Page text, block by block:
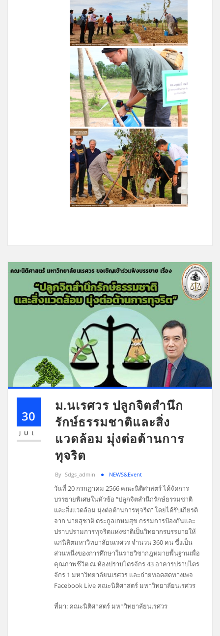
30
JUL
ม.นเรศวร ปลูกจิตสำนึก
รักษ์ธรรมชาติและสิ่ง
แวดล้อม มุ่งต่อต้านการ
ทุจริต
By Sdgs_admin NEWS&Event
วันที่ 20 กรกฎาคม 2566 คณะนิติศาสตร์ ได้จัดการ
บรรยายพิเศษในหัวข้อ “ปลูกจิตสำนึกรักษ์ธรรมชาติ
และสิ่งแวดล้อม มุ่งต่อต้านการทุจริต” โดยได้รับเกียรติ
จาก นายสุชาติ ตระกูลเกษมสุข กรรมการป้องกันและ
ปราบปรามการทุจริตแห่งชาติเป็นวิทยากรบรรยายให้
แก่นิสิตมหาวิทยาลัยนเรศวร จำนวน 360 คน ซึ่งเป็น
ส่วนหนึ่งของการศึกษาในรายวิชากฎหมายพื้นฐานเพื่อ
คุณภาพชีวิต ณ ห้องปราบไตรจักร 43 อาคารปราบไตร
จักร 1 มหาวิทยาลัยนเรศวร และถ่ายทอดสดทางเพจ
Facebook Live คณะนิติศาสตร์ มหาวิทยาลัยนเรศวร
ที่มา: คณะนิติศาสตร์ มหาวิทยาลัยนเรศวร